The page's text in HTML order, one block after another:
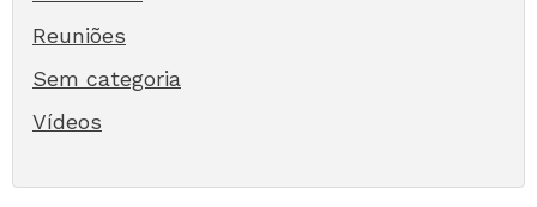
Reuniões
Sem categoria
Vídeos